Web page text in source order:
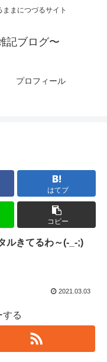
まにつづるサイト
記ブログ〜
プロフィール
はてブ
コピー
ルきてるわ～(-_-;)
2021.03.03
する